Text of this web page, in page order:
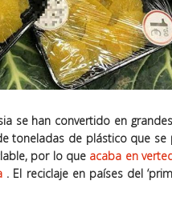
se han convertido en
toneladas de plástico que
por lo que acaba en
. El reciclaje en países del